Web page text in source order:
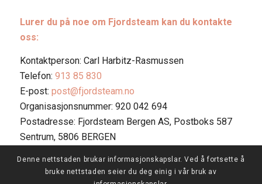
Lurer du på noe om Fjordsteam kan du kontakte
oss:
Kontaktperson: Carl Harbitz-Rasmussen
Telefon: 913 85 830
E-post: post@fjordsteam.no
Organisasjonsnummer: 920 042 694
Postadresse: Fjordsteam Bergen AS, Postboks 587
Sentrum, 5806 BERGEN
Denne nettstaden brukar informasjonskapslar. Ved å fortsette å
bruke nettstaden seier du deg einig i vår bruk av